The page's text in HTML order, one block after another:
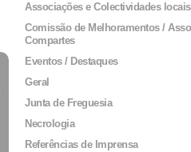
Associações e Colectividades locais
Comissão de Melhoramentos /
Compartes
Eventos / Destaques
Geral
Junta de Freguesia
Necrologia
Referências de Imprensa